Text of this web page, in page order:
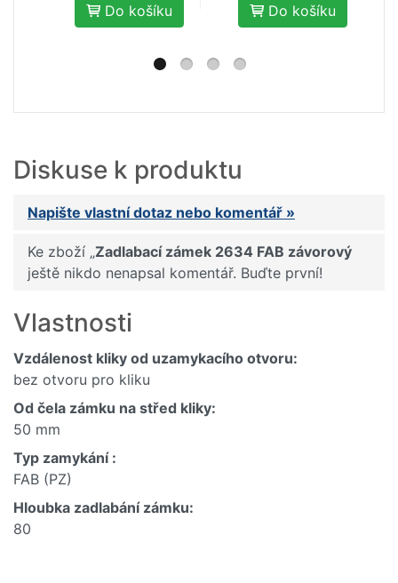
Do košíku Do košíku
Diskuse k produktu
Napište vlastní dotaz nebo komentář »
Ke zboží „Zadlabací zámek 2634 FAB závorový
ještě nikdo nenapsal komentář. Buďte první!
Vlastnosti
Vzdálenost kliky od uzamykacího otvoru:
bez otvoru pro kliku
Od čela zámku na střed kliky:
50 mm
Typ zamykání :
FAB (PZ)
Hloubka zadlabání zámku:
80